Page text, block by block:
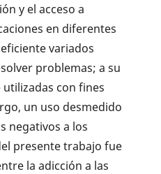
y el acceso a
en diferentes
variados
problemas; a su
con fines
un uso desmedido
negativos a los
presente trabajo fue
la adicción a las